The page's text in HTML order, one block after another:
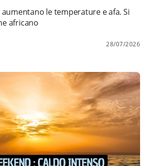
le temperature e afa. Si
africano
28/07/2026